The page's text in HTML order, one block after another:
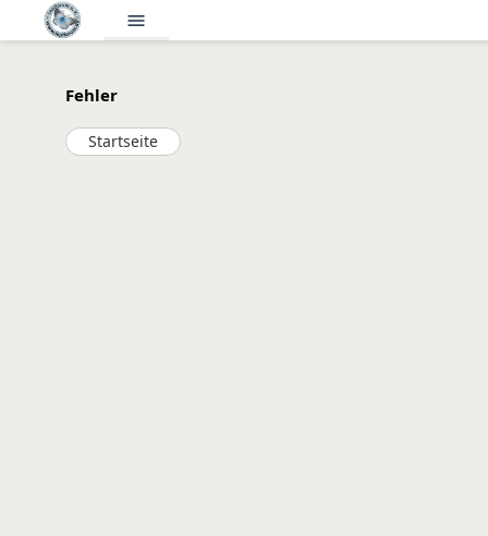
menu
Fehler
Startseite